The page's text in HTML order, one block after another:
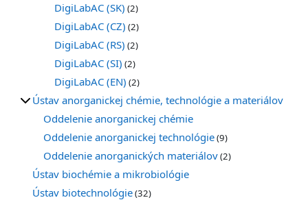
DigiLabAC (SK) (2)
DigiLabAC (CZ) (2)
DigiLabAC (RS) (2)
DigiLabAC (SI) (2)
DigiLabAC (EN) (2)
Ústav anorganickej chémie, technológie a materiálov
Oddelenie anorganickej chémie
Oddelenie anorganickej technológie(9)
Oddelenie anorganických materiálov(2)
Ústav biochémie a mikrobiológie
Ústav biotechnológie(32)